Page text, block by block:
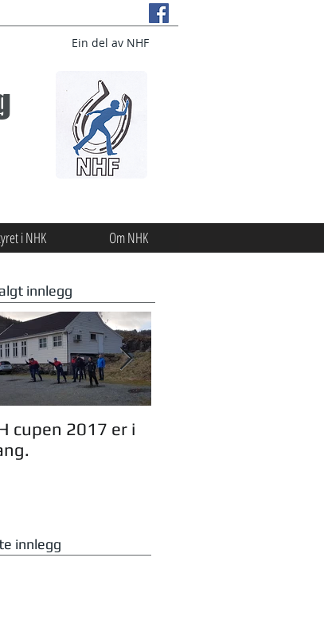
Ein del av NHF
i NHK Om NHK
innlegg
cupen 2017 er i
innlegg